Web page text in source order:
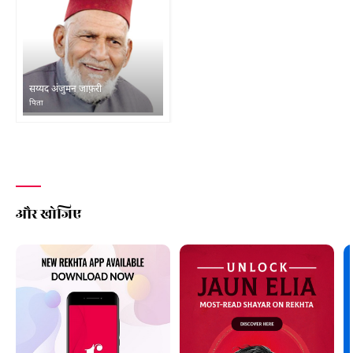
सय्यद अंजुमन जाफ़री
पिता
और खोजिए